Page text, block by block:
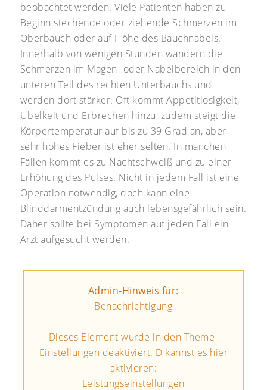
beobachtet werden. Viele Patienten haben zu
Beginn stechende oder ziehende Schmerzen im
Oberbauch oder auf Höhe des Bauchnabels.
Innerhalb von wenigen Stunden wandern die
Schmerzen im Magen- oder Nabelbereich in den
unteren Teil des rechten Unterbauchs und
werden dort stärker. Oft kommt Appetitlosigkeit,
Übelkeit und Erbrechen hinzu, zudem steigt die
Körpertemperatur auf bis zu 39 Grad an, aber
sehr hohes Fieber ist eher selten. In manchen
Fällen kommt es zu Nachtschweiß und zu einer
Erhöhung des Pulses. Nicht in jedem Fall ist eine
Operation notwendig, doch kann eine
Blinddarmentzündung auch lebensgefährlich sein.
Daher sollte bei Symptomen auf jeden Fall ein
Arzt aufgesucht werden.
Admin-Hinweis für:
Benachrichtigung
Dieses Element wurde in den Theme-
Einstellungen deaktiviert. D kannst es hier
aktivieren:
Leistungseinstellungen